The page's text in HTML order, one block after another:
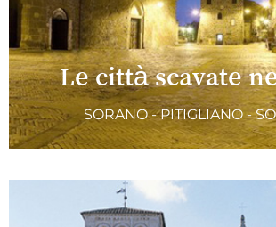
Le città scavate
SORANO - PITIGLIANO -